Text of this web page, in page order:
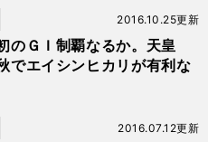
のＧＩ制覇なるか。天皇
でエイシンヒカリが有利な
2016.10.25更新
2016.07.12更新